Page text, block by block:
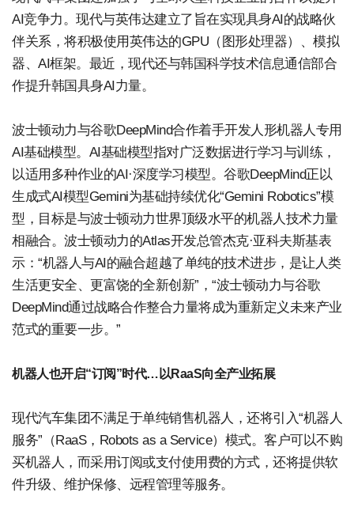
AI竞争力。现代与英伟达建立了旨在实现具身AI的战略伙
伴关系，将积极使用英伟达的GPU（图形处理器）、模拟
器、AI框架。最近，现代还与韩国科学技术信息通信部合
作提升韩国具身AI力量。
波士顿动力与谷歌DeepMind合作着手开发人形机器人专用
AI基础模型。AI基础模型指对广泛数据进行学习与训练，
以适用多种作业的AI·深度学习模型。谷歌DeepMind正以
生成式AI模型Gemini为基础持续优化“Gemini Robotics”模
型，目标是与波士顿动力世界顶级水平的机器人技术力量
相融合。波士顿动力的Atlas开发总管杰克·亚科夫斯基表
示：“机器人与AI的融合超越了单纯的技术进步，是让人类
生活更安全、更富饶的全新创新”，“波士顿动力与谷歌
DeepMind通过战略合作整合力量将成为重新定义未来产业
范式的重要一步。”
机器人也开启“订阅”时代…以RaaS向全产业拓展
现代汽车集团不满足于单纯销售机器人，还将引入“机器人
服务”（RaaS，Robots as a Service）模式。客户可以不购
买机器人，而采用订阅或支付使用费的方式，还将提供软
件升级、维护保修、远程管理等服务。